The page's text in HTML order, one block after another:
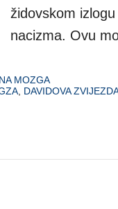
židovskom
nacizma. Ovu
MOZGA
DAVIDOVA